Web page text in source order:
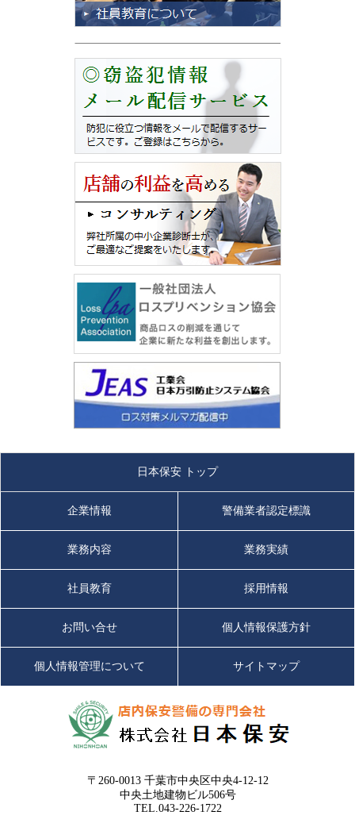
日本保安 トップ
企業情報 警備業者認定標識
業務内容 業務実績
社員教育 採用情報
お問い合せ 個人情報保護方針
個人情報管理について サイトマップ
〒260-0013 千葉市中央区中央4-12-12
中央土地建物ビル506号
TEL.043-226-1722